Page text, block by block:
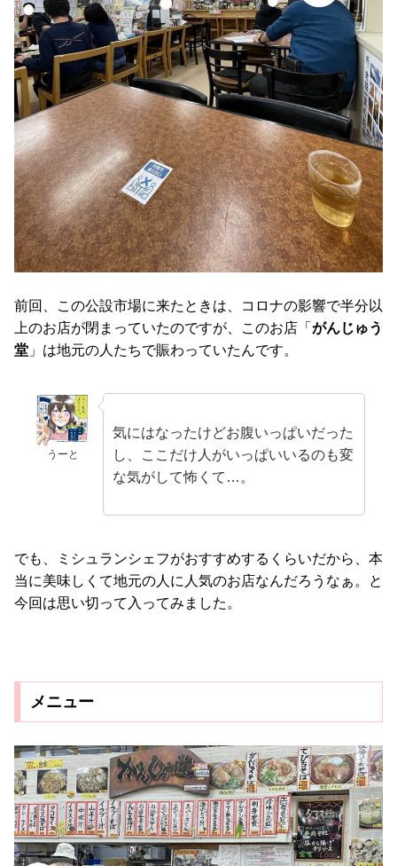
前回、この公設市場に来たときは、コロナの影響で半分以
上のお店が閉まっていたのですが、このお店「 がんじゅう
堂 」は地元の人たちで賑わっていたんです。
うーと
気にはなったけどお腹いっぱいだった
し、ここだけ人がいっぱいいるのも変
な気がして怖くて…。
でも、ミシュランシェフがおすすめするくらいだから、本
当に美味しくて地元の人に人気のお店なんだろうなぁ。と
今回は思い切って入ってみました。
メニュー